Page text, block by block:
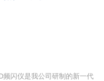
频闪仪是我公司研制的新一代